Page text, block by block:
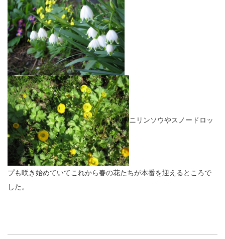
ニリンソウやスノードロッ
プも咲き始めていてこれから春の花たちが本番を迎えるところで
した。